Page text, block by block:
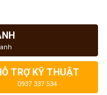
TRỢ KỸ THUẬT
0937 337 534